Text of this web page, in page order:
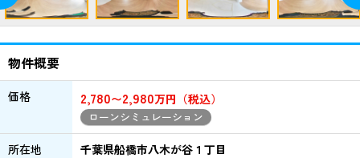
物件概要
価格 2,780〜2,980万円（税込）
ローンシミュレーション
所在地 千葉県船橋市八木が谷１丁目